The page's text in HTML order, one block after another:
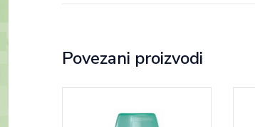
Povezani proizvodi